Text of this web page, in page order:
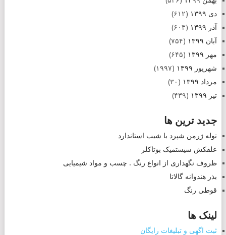
دی ۱۳۹۹
(۶۱۲)
آذر ۱۳۹۹
(۶۰۳)
آبان ۱۳۹۹
(۷۵۴)
مهر ۱۳۹۹
(۶۴۵)
شهریور ۱۳۹۹
(۱۹۹۷)
مرداد ۱۳۹۹
(۳۰)
تیر ۱۳۹۹
(۴۳۹)
جدید ترین ها
توله ژرمن شپرد با شیب استاندارد
علفکش سیستمیک بوتاکلر
ظروف نگهداری از انواع رنگ . چسب و مواد شیمیایی
بذر هندوانه گالاتا
قوطی رنگ
لینک ها
ثبت اگهی و تبلیغات رایگان